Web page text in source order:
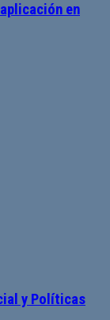
en
y Políticas